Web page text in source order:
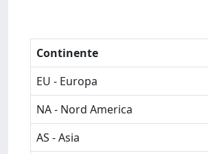
Continente
EU - Europa
NA - Nord America
AS - Asia